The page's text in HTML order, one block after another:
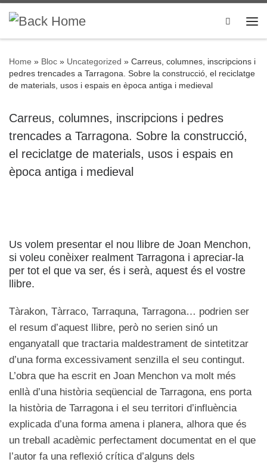
Skip to content
Search
Home » Bloc » Uncategorized » Carreus, columnes, inscripcions i
pedres trencades a Tarragona. Sobre la construcció, el reciclatge
de materials, usos i espais en època antiga i medieval
Carreus, columnes, inscripcions i pedres
trencades a Tarragona. Sobre la construcció,
el reciclatge de materials, usos i espais en
època antiga i medieval
Us volem presentar el nou llibre de Joan Menchon,
si voleu conèixer realment Tarragona i apreciar-la
per tot el que va ser, és i serà, aquest és el vostre
llibre.
Tàrakon, Tàrraco, Tarraquna, Tarragona… podrien ser
el resum d’aquest llibre, però no serien sinó un
enganyatall que tractaria maldestrament de sintetitzar
d’una forma excessivament senzilla el seu contingut.
L’obra que ha escrit en Joan Menchon va molt més
enllà d’una història seqüencial de Tarragona, ens porta
la història de Tarragona i el seu territori d’influència
explicada d’una forma amena i planera, alhora que és
un treball acadèmic perfectament documentat en el que
l’autor fa una reflexió crítica d’alguns dels